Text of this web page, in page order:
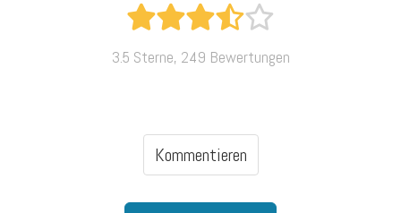
3.5 Sterne, 249 Bewertungen
Kommentieren